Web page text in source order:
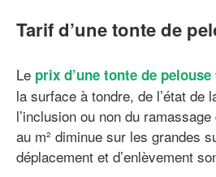
Tarif d’une tonte de
Le prix d’une tonte de pelouse
la surface à tondre, de l’état de
l’inclusion ou non du
au m² diminue sur les grandes
déplacement et d’enlèvement